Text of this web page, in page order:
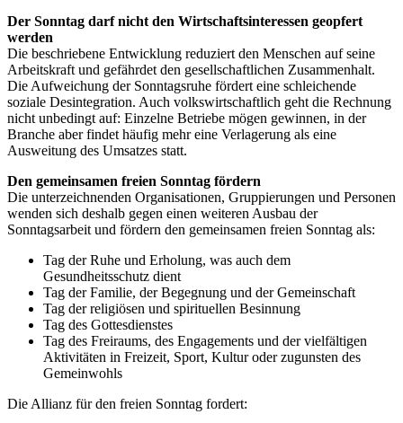
Der Sonntag darf nicht den Wirtschaftsinteressen geopfert
werden
Die beschriebene Entwicklung reduziert den Menschen auf seine
Arbeitskraft und gefährdet den gesellschaftlichen Zusammenhalt.
Die Aufweichung der Sonntagsruhe fördert eine schleichende
soziale Desintegration. Auch volkswirtschaftlich geht die Rechnung
nicht unbedingt auf: Einzelne Betriebe mögen gewinnen, in der
Branche aber findet häufig mehr eine Verlagerung als eine
Ausweitung des Umsatzes statt.
Den gemeinsamen freien Sonntag fördern
Die unterzeichnenden Organisationen, Gruppierungen und Personen
wenden sich deshalb gegen einen weiteren Ausbau der
Sonntagsarbeit und fördern den gemeinsamen freien Sonntag als:
Tag der Ruhe und Erholung, was auch dem
Gesundheitsschutz dient
Tag der Familie, der Begegnung und der Gemeinschaft
Tag der religiösen und spirituellen Besinnung
Tag des Gottesdienstes
Tag des Freiraums, des Engagements und der vielfältigen
Aktivitäten in Freizeit, Sport, Kultur oder zugunsten des
Gemeinwohls
Die Allianz für den freien Sonntag fordert: